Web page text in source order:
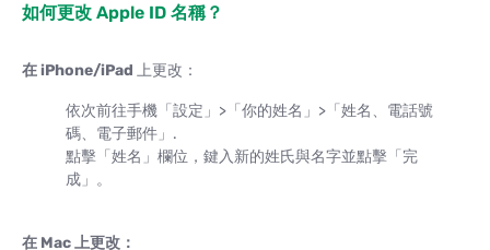
如何更改 Apple ID 名稱？
在 iPhone/iPad 上更改：
依次前往手機「設定」>「你的姓名」>「姓名、電話號
碼、電子郵件」.
點擊「姓名」欄位，鍵入新的姓氏與名字並點擊「完
成」。
在 Mac 上更改：